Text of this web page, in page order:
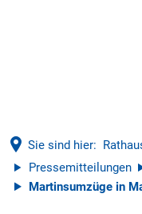
Sie sind hier:
Pressemitteilungen
Martinsumzüge in